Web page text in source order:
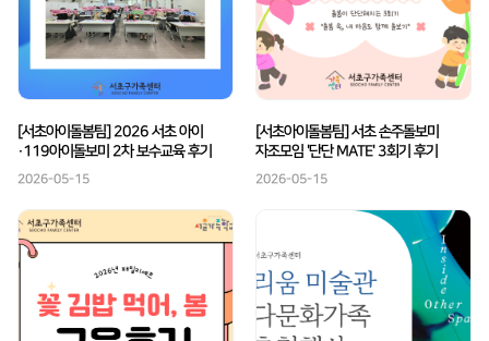
[서초아이돌봄팀] 2026 서초 아이
·119아이돌보미 2차 보수교육 후기
2026-05-15
[서초아이돌봄팀] 서초 손주돌보미
자조모임 '단단 MATE' 3회기 후기
2026-05-15